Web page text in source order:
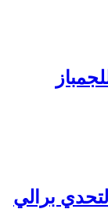
برالي